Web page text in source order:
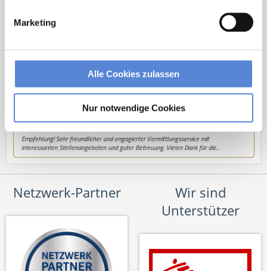
Marketing
Alle Cookies zulassen
Nur notwendige Cookies
hallo@deutscherhausarztservice.de
Netzwerk-Partner
Wir sind
Unterstützer